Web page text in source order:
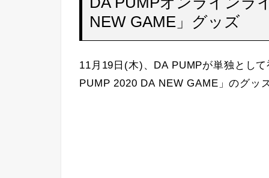
NEW GAME」グッズ
11月19日(木)、DA PUMPが単独とし
PUMP 2020 DA NEW GAME」のグッ